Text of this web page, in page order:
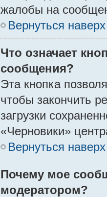
жалобы на
Вернуться наверх
Что означает
сообщения?
Эта кнопка
чтобы закончить
загрузки
«Черновики»
Вернуться наверх
Почему мое
модератором?